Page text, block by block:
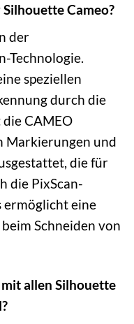
Cameo?
der
Technologie.
speziellen
durch die
CAMEO
Markierungen und
die für
die PixScan-
ermöglicht eine
Schneiden von
allen Silhouette